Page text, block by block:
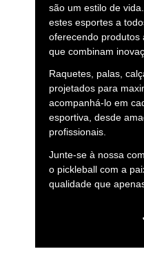
são um estilo de
estes esportes a
oferecendo produtos
que combinam
Raquetes, palas,
projetados para
acompanhá-lo em
esportiva, desde
profissionais.
Junte-se à nossa
o pickleball com a
qualidade que